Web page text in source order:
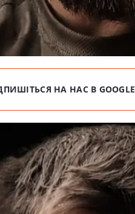
НА НАС В GOOGLE